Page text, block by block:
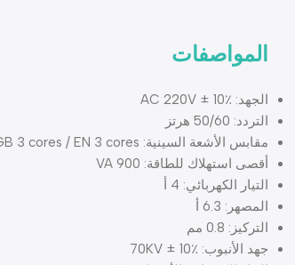
المواصفات
الجهد: AC 220V ± 10٪
التردد: 50/60 هرتز
مقابس الأشعة السينية: GB 3 cores / EN 3 cores
أقصى استهلاك للطاقة: 900 VA
التيار الكهربائي: 4 أ
المصهر: 6.3 أ
التركيز: 0.8 مم
جهد الأنبوب: 70KV ± 10٪